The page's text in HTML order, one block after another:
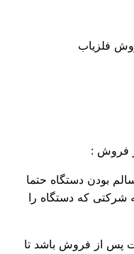
حتما
را
باشد تا